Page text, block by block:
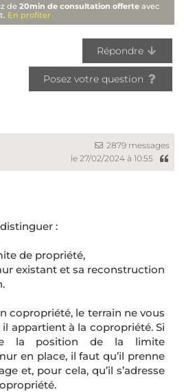
de20min de consultation offerte avec
En profiter
Répondre
Posez votre question
2879 messages
le 27/02/2024 à 10:55
:
de propriété,
existant et sa reconstruction
copropriété, le terrain ne vous
appartient à la copropriété. Si
la position de la limite
en place, il faut qu’il prenne
et, pour cela, qu’il s’adresse